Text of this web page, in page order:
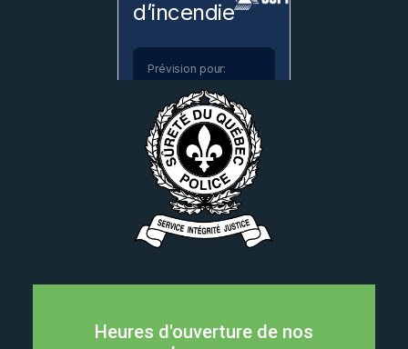
Heures d'ouverture de nos